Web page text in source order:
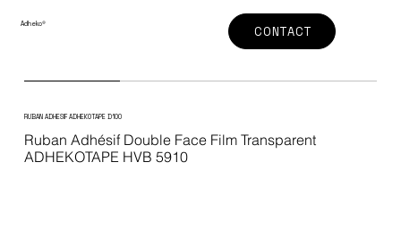
Adheko® CONTACT
RUBAN ADHESIF ADHEKOTAPE D100
Ruban Adhésif Double Face Film Transparent
ADHEKOTAPE HVB 5910